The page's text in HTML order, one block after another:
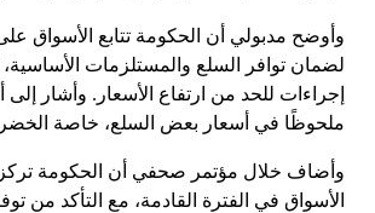
وأوضح مدبولي أن الحكومة تتابع الأسواق
لضمان توافر السلع والمستلزمات الأساسية،
إجراءات للحد من ارتفاع الأسعار. وأشار إلى
ملحوظًا في أسعار بعض السلع، خاصة
وأضاف خلال مؤتمر صحفي أن الحكومة
الأسواق في الفترة القادمة، مع التأكد من